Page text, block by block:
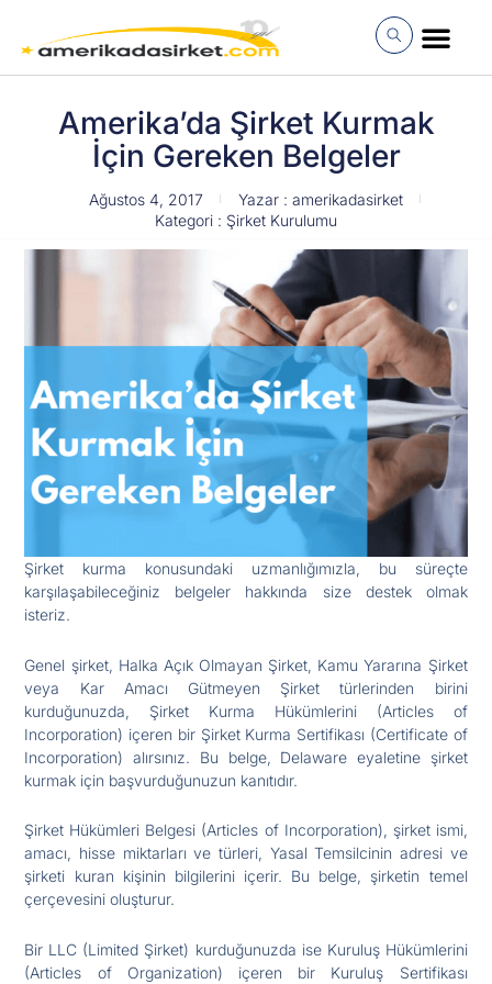
atla
Amerika’da Şirket Kurmak
İçin Gereken Belgeler
Ağustos 4, 2017 Yazar : amerikadasirket
Kategori : Şirket Kurulumu
Şirket kurma konusundaki uzmanlığımızla, bu süreçte
karşılaşabileceğiniz belgeler hakkında size destek olmak
isteriz.
Genel şirket, Halka Açık Olmayan Şirket, Kamu Yararına Şirket
veya Kar Amacı Gütmeyen Şirket türlerinden birini
kurduğunuzda, Şirket Kurma Hükümlerini (Articles of
Incorporation) içeren bir Şirket Kurma Sertifikası (Certificate of
Incorporation) alırsınız. Bu belge, Delaware eyaletine şirket
kurmak için başvurduğunuzun kanıtıdır.
Şirket Hükümleri Belgesi (Articles of Incorporation), şirket ismi,
amacı, hisse miktarları ve türleri, Yasal Temsilcinin adresi ve
şirketi kuran kişinin bilgilerini içerir. Bu belge, şirketin temel
çerçevesini oluşturur.
Bir LLC (Limited Şirket) kurduğunuzda ise Kuruluş Hükümlerini
(Articles of Organization) içeren bir Kuruluş Sertifikası